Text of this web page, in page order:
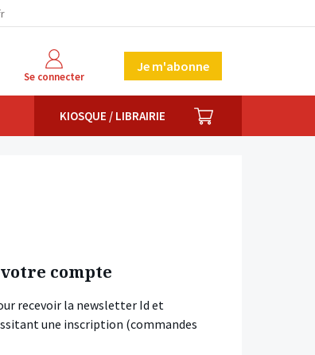
Se connecter
Je m'abonne
KIOSQUE / LIBRAIRIE PANIER
compte
recevoir la newsletter Id et
une inscription (commandes